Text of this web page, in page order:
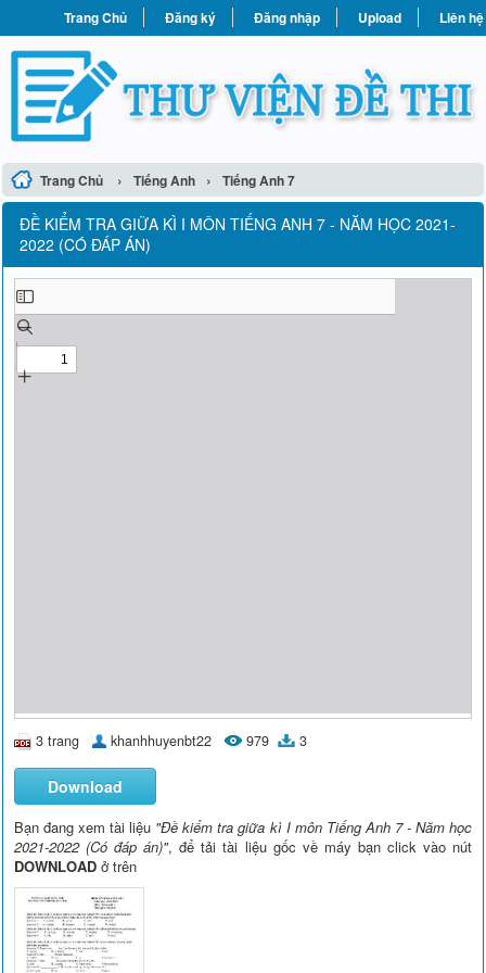
Trang Chủ Đăng ký Đăng nhập Upload Liên hệ
Trang Chủ › Tiếng Anh › Tiếng Anh 7
ĐỀ KIỂM TRA GIỮA KÌ I MÔN TIẾNG ANH 7 - NĂM HỌC 2021-
2022 (CÓ ĐÁP ÁN)
3 trang khanhhuyenbt22 979 3
Download
Bạn đang xem tài liệu "Đề kiểm tra giữa kì I môn Tiếng Anh 7 - Năm học
2021-2022 (Có đáp án)", để tải tài liệu gốc về máy bạn click vào nút
DOWNLOAD ở trên